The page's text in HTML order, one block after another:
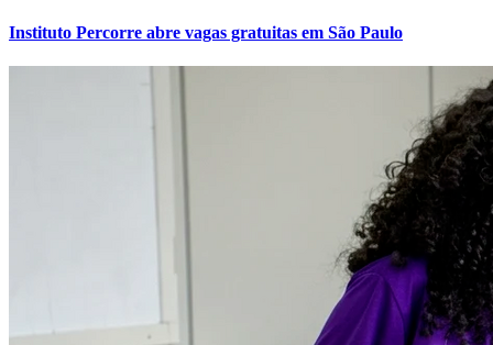
Instituto Percorre abre vagas gratuitas em São Paulo